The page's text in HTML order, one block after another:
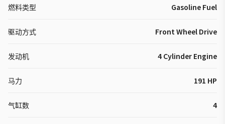
燃料类型 Gasoline Fuel
驱动方式 Front Wheel Drive
发动机 4 Cylinder Engine
马力 191 HP
气缸数 4